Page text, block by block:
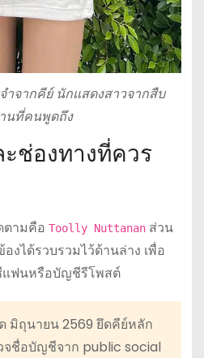
จากคีย์ นักแสดงสาวจากสืบ
นที่คนพูดถึง
ช่องทางที่ควร
ตามคือ Toolly Nuttananส่วน
งได้รวบรวมไว้ด้านล่าง เพื่อ
ฟนหรือบัญชีรีโพสต์
มิถุนายน 2569 ยึดคีย์หลัก
จชื่อบัญชีจาก public social